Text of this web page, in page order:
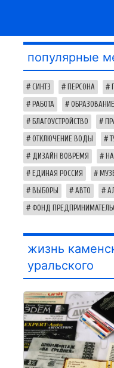
популярные
СИНТЗ ПЕРСОНА
РАБОТА ОБРАЗОВАНИЕ
БЛАГОУСТРОЙСТВО
ОТКЛЮЧЕНИЕ ВОДЫ
ДИЗАЙН ВОВРЕМЯ
ЕДИНАЯ РОССИЯ
ВЫБОРЫ АВТО
ФОНД
жизнь
уральского